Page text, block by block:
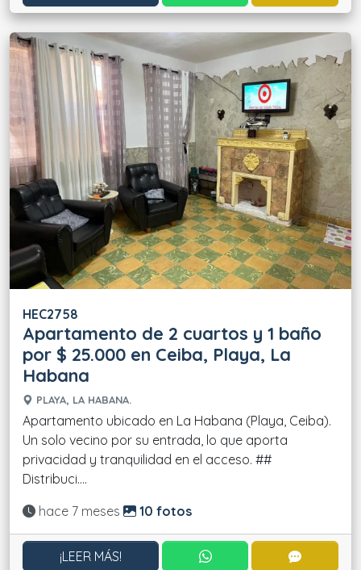
HEC2758
Apartamento de 2 cuartos y 1 baño
por $ 25.000 en Ceiba, Playa, La
Habana
PLAYA, LA HABANA.
Apartamento ubicado en La Habana (Playa, Ceiba).
Un solo vecino por su entrada, lo que aporta
privacidad y tranquilidad en el acceso. ##
Distribuci....
Actualizado:
hace 7 meses 10 fotos
¡LEER MÁS! CONTACTAR POR